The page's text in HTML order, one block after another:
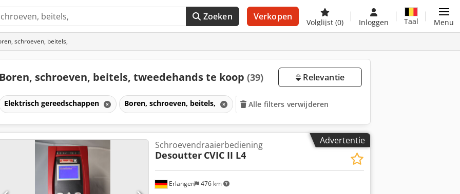
Zoeken Verkopen
Volglijst (0) Inloggen Taal Menu
schroeven, beitels,
Boren, schroeven, beitels, tweedehands te koop (39) Relevantie
Elektrisch gereedschappen Boren, schroeven, beitels, Alle filters verwijderen
Advertentie
Erlangen 476 km
Schroevendraaierbediening
Desoutter CVIC II L4